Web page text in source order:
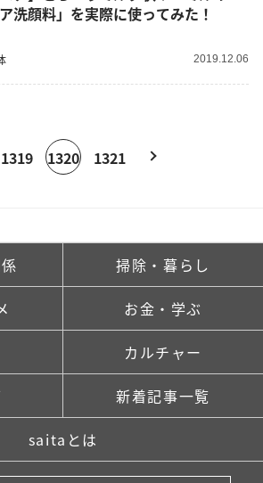
洗顔料」を実際に使ってみた！
2019.12.06
1319 1320 1321
掃除・暮らし
お金・学ぶ
カルチャー
新着記事一覧
saitaとは